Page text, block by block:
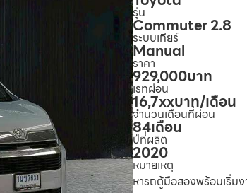
รุ่น
Commuter 2.8
ระบบเกียร์
Manual
ราคา
929,000บาท
เรทผ่อน
16,7xxบาท/เดือน
จำนวนเดือนที่ผ่อน
84เดือน
ปีที่ผลิต
2020
หมายเหตุ
หารถตู้มือสองพร้อมเริ่ม